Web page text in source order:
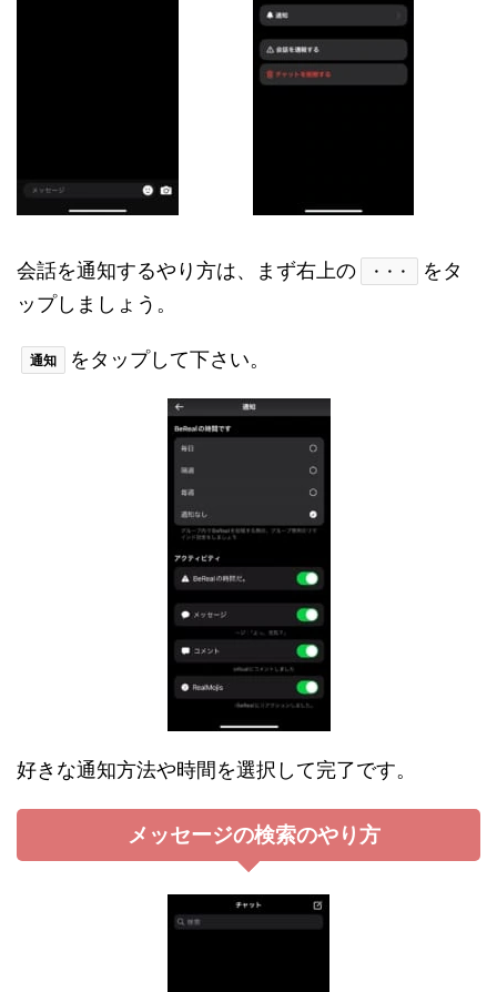
会話を通知するやり方は、まず右上の ・・・
をタ
ップしましょう。
通知 をタップして下さい。
好きな通知方法や時間を選択して完了です。
メッセージの検索のやり方